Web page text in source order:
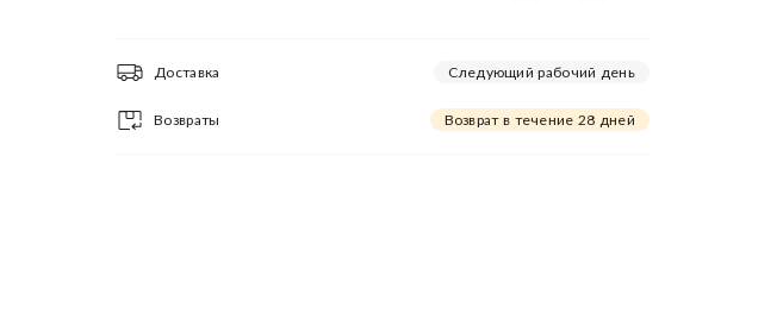
Доставка Следующий рабочий день
Возвраты Возврат в течение 28 дней